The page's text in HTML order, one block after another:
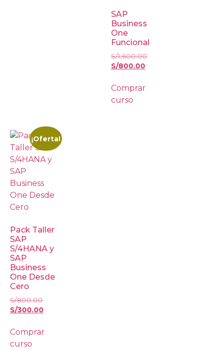
SAP
Business
One
Funcional
S/1,600.00
S/800.00
Comprar
curso
¡Oferta!
Pack Taller
SAP
S/4HANA y
SAP
Business
One Desde
Cero
S/800.00
S/300.00
Comprar
curso